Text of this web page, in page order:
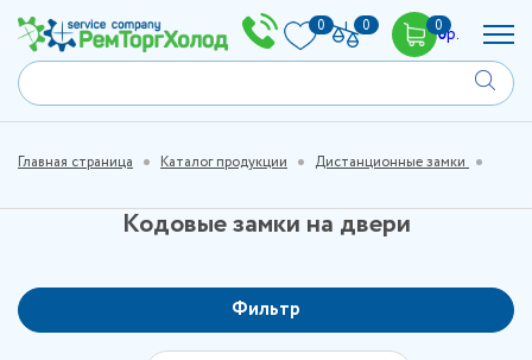
0 0 00р.
Главная страница Каталог продукции Дистанционные замки
Кодовые замки на двери
Фильтр